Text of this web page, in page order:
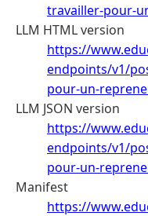
travailler-pour-
LLM HTML version
https://
endpoints/v1/
pour-un-
LLM JSON version
https://
endpoints/v1/
pour-un-
Manifest
https://